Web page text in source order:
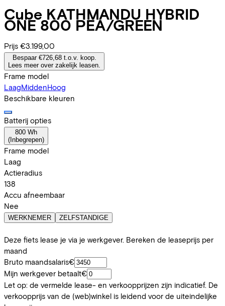
Cube KATHMANDU HYBRID
ONE 800 PEA/GREEN
Prijs €3.199,00
Bespaar €726,68 t.o.v. koop.
Lees meer over zakelijk leasen.
Frame model
LaagMiddenHoog
Beschikbare kleuren
Batterij opties
800 Wh
( Inbegrepen)
Frame model
Laag
Actieradius
138
Accu afneembaar
Nee
WERKNEMER ZELFSTANDIGE
Deze fiets lease je via je werkgever. Bereken de leaseprijs per
maand
Bruto maandsalaris€
Mijn werkgever betaalt€
Let op: de vermelde lease- en verkoopprijzen zijn indicatief. De
verkoopprijs van de (web)winkel is leidend voor de uiteindelijke